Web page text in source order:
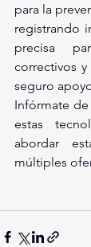
para la
registrando
precisa
correctivos
seguro
Infórmate
estas
abordar
múltiples